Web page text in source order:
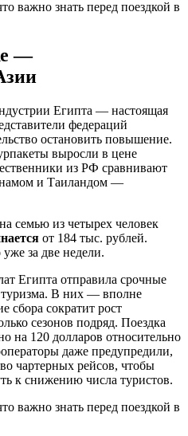
—
Египта — настоящая
федераций
остановить повышение.
выросли в цене
из РФ сравнивают
и Таиландом —
семью из четырех человек
от 184 тыс. рублей.
за две недели.
Египта отправила срочные
В них — вполне
сбора сократит рост
сезонов подряд. Поездка
на 120 долларов относительно
даже предупредили,
чартерных рейсов, чтобы
к снижению числа туристов.